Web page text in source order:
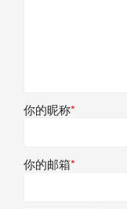
你的昵称*
你的邮箱*